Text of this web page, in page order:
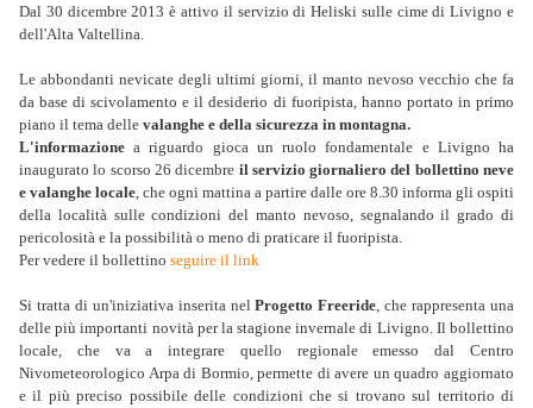
Dal 30 dicembre 2013 è attivo il servizio di Heliski sulle cime di Livigno e
dell'Alta Valtellina.
Le abbondanti nevicate degli ultimi giorni, il manto nevoso vecchio che fa
da base di scivolamento e il desiderio di fuoripista, hanno portato in primo
piano il tema delle valanghe e della sicurezza in montagna.
L'informazionea riguardo gioca un ruolo fondamentale e Livigno ha
inaugurato lo scorso 26 dicembre il servizio giornaliero del bollettino neve
e valanghe locale, che ogni mattina a partire dalle ore 8.30 informa gli ospiti
della località sulle condizioni del manto nevoso, segnalando il grado di
pericolosità e la possibilità o meno di praticare il fuoripista.
Per vedere il bollettino seguire il link
Si tratta di un'iniziativa inserita nelProgetto Freeride, che rappresenta una
delle più importanti novità per la stagione invernale di Livigno. Il bollettino
locale, che va a integrare quello regionale emesso dal Centro
Nivometeorologico Arpa di Bormio, permette di avere un quadro aggiornato
e il più preciso possibile delle condizioni che si trovano sul territorio di